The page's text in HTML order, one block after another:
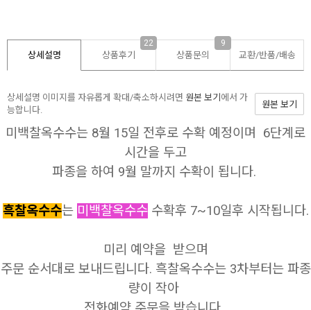
상세설명 상품후기
22
상품문의
9
교환/반품/배송
상세설명 이미지를 자유롭게 확대/축소하시려면 원본 보기 에서 가
능합니다.
원본 보기
미백찰옥수수는 8월 15일 전후로 수확 예정이며 6단계로
시간을 두고
파종을 하여 9월 말까지 수확이 됩니다.
흑찰옥수수는 미백찰옥수수 수확후 7~10일후 시작됩니다.
미리 예약을 받으며
주문 순서대로 보내드립니다. 흑찰옥수수는 3차부터는 파종
량이 작아